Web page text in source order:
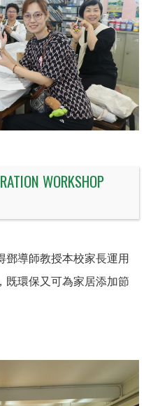
WORKSHOP
鄧導師教授本校家長運用
既環保又可為家居添加節